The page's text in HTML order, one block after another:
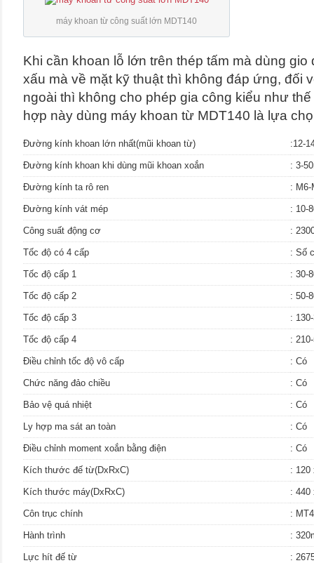
máy khoan từ công suất lớn MDT140
Khi cần khoan lỗ lớn trên thép tấm mà dùng gio
xấu mà về mặt kỹ thuật thì không đáp ứng, đối
ngoài thì không cho phép gia công kiểu như
hợp này dùng máy khoan từ MDT140 là lựa
Đường kính khoan lớn nhất(mũi khoan từ) :12-
Đường kính khoan khi dùng mũi khoan xoắn : 3-
Đường kính ta rô ren : M6-
Đường kính vát mép : 10-
Công suất động cơ :
Tốc độ có 4 cấp : Số
Tốc độ cấp 1 : 30-
Tốc độ cấp 2 : 50-
Tốc độ cấp 3 :
Tốc độ cấp 4 :
Điều chỉnh tốc độ vô cấp : Có
Chức năng đảo chiều : Có
Bảo vệ quá nhiệt : Có
Ly hợp ma sát an toàn : Có
Điều chỉnh moment xoắn bằng điện : Có
Kích thước đế từ(DxRxC) : 120
Kích thước máy(DxRxC) : 440
Côn trục chính : MT4
Hành trình :
Lực hít đế từ :